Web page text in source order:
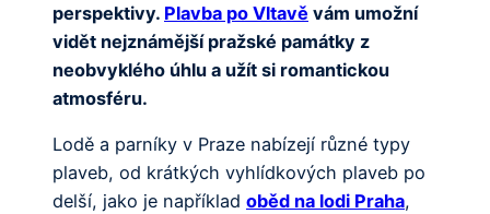
perspektivy. Plavba po Vltavě vám umožní
vidět nejznámější pražské památky z
neobvyklého úhlu a užít si romantickou
atmosféru.
Lodě a parníky v Praze nabízejí různé typy
plaveb, od krátkých vyhlídkových plaveb po
delší, jako je například oběd na lodi Praha,